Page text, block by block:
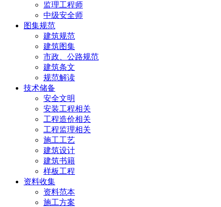
监理工程师
中级安全师
图集规范
建筑规范
建筑图集
市政、公路规范
建筑条文
规范解读
技术储备
安全文明
安装工程相关
工程造价相关
工程监理相关
施工工艺
建筑设计
建筑书籍
样板工程
资料收集
资料范本
施工方案